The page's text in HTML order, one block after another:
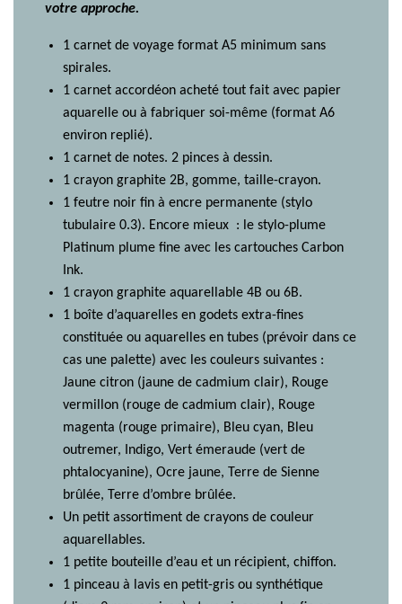
votre approche.
1 carnet de voyage format A5 minimum sans
spirales.
1 carnet accordéon acheté tout fait avec papier
aquarelle ou à fabriquer soi-même (format A6
environ replié).
1 carnet de notes. 2 pinces à dessin.
1 crayon graphite 2B, gomme, taille-crayon.
1 feutre noir fin à encre permanente (stylo
tubulaire 0.3). Encore mieux : le stylo-plume
Platinum plume fine avec les cartouches Carbon
Ink.
1 crayon graphite aquarellable 4B ou 6B.
1 boîte d’aquarelles en godets extra-fines
constituée ou aquarelles en tubes (prévoir dans ce
cas une palette) avec les couleurs suivantes :
Jaune citron (jaune de cadmium clair), Rouge
vermillon (rouge de cadmium clair), Rouge
magenta (rouge primaire), Bleu cyan, Bleu
outremer, Indigo, Vert émeraude (vert de
phtalocyanine), Ocre jaune, Terre de Sienne
brûlée, Terre d’ombre brûlée.
Un petit assortiment de crayons de couleur
aquarellables.
1 petite bouteille d’eau et un récipient, chiffon.
1 pinceau à lavis en petit-gris ou synthétique